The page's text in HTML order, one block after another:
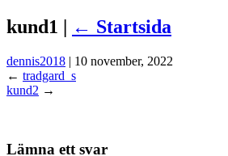
kund1 | ← Startsida
dennis2018 | 10 november, 2022
← tradgard_s
kund2 →
Lämna ett svar